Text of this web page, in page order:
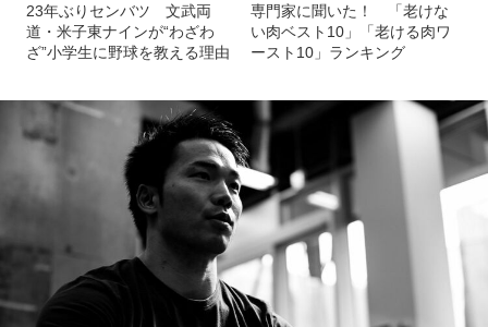
23年ぶりセンバツ 文武両
道・米子東ナインが“わざわ
ざ”小学生に野球を教える理由
専門家に聞いた！ 「老けな
い肉ベスト10」「老ける肉ワ
ースト10」ランキング